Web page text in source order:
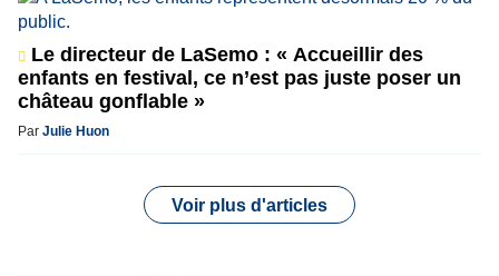
Le directeur de LaSemo : « Accueillir des
enfants en festival, ce n’est pas juste poser un
château gonflable »
Par Julie Huon
Voir plus d'articles